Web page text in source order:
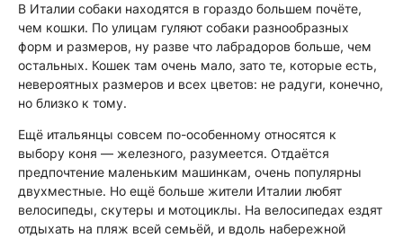
В Италии собаки находятся в гораздо большем почёте,
чем кошки. По улицам гуляют собаки разнообразных
форм и размеров, ну разве что лабрадоров больше, чем
остальных. Кошек там очень мало, зато те, которые есть,
невероятных размеров и всех цветов: не радуги, конечно,
но близко к тому.
Ещё итальянцы совсем по-особенному относятся к
выбору коня — железного, разумеется. Отдаётся
предпочтение маленьким машинкам, очень популярны
двухместные. Но ещё больше жители Италии любят
велосипеды, скутеры и мотоциклы. На велосипедах ездят
отдыхать на пляж всей семьёй, и вдоль набережной